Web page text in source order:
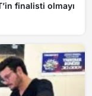
finalisti olmayı